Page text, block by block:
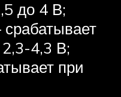
до 4 В;
4,3 В;
при